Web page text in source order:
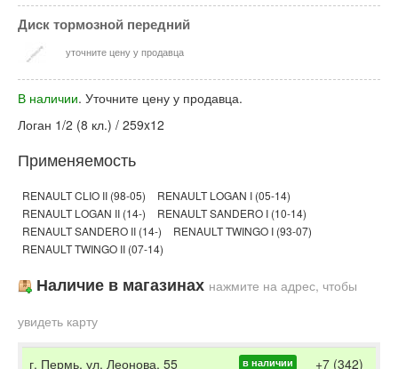
Диск тормозной передний
уточните цену у продавца
В наличии. Уточните цену у продавца.
Логан 1/2 (8 кл.) / 259x12
Применяемость
RENAULT CLIO II (98-05)
RENAULT LOGAN I (05-14)
RENAULT LOGAN II (14-)
RENAULT SANDERO I (10-14)
RENAULT SANDERO II (14-)
RENAULT TWINGO I (93-07)
RENAULT TWINGO II (07-14)
Наличие в магазинах нажмите на адрес, чтобы
увидеть карту
г. Пермь, ул. Леонова, 55 в наличии +7 (342)